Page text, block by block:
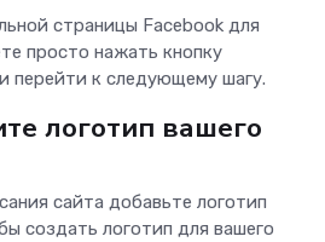
страницы Facebook для
просто нажать кнопку
перейти к следующему шагу.
логотип вашего
сайта добавьте логотип
создать логотип для вашего